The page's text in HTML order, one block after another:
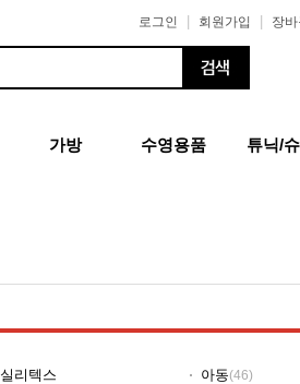
로그인 회원가입 장바
가방 수영용품 튜닉/
실리텍스 아동(46)